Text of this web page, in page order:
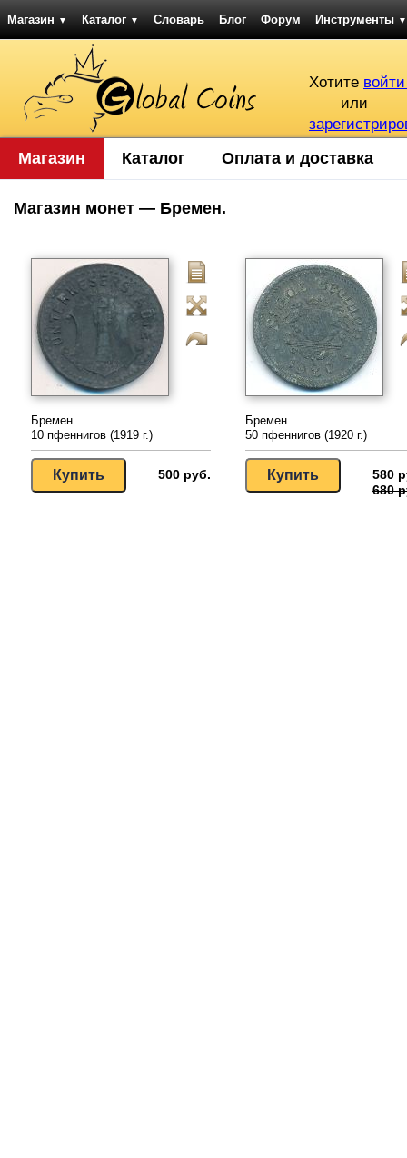
Магазин ▼ Каталог ▼ Словарь Блог Форум Инструменты ▼
Хотите
или
Магазин Каталог Оплата и доставка
Магазин монет — Бремен.
Бремен.
10 пфеннигов (1919 г.)
500 руб.
Бремен.
50 пфеннигов (1920 г.)
580
680